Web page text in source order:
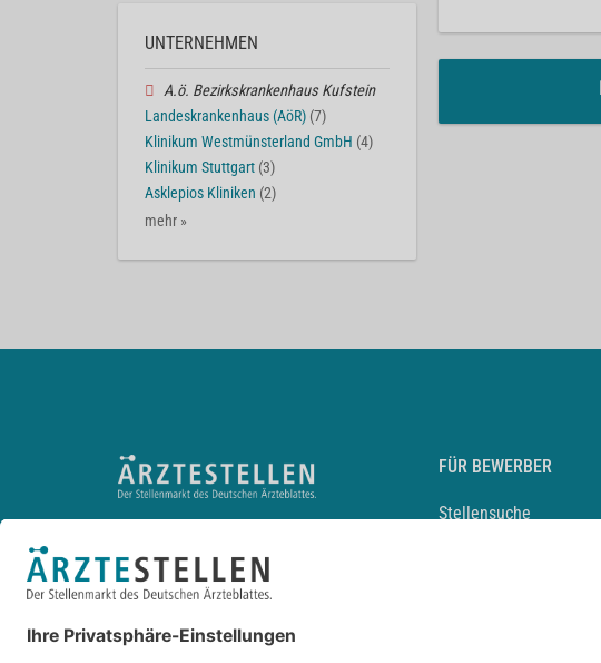
UNTERNEHMEN
A.ö. Bezirkskrankenhaus Kufstein
Landeskrankenhaus (AöR) (7)
Klinikum Westmünsterland GmbH (4)
Klinikum Stuttgart (3)
Asklepios Kliniken (2)
mehr »
FÜR BEWERBER
Stellensuche